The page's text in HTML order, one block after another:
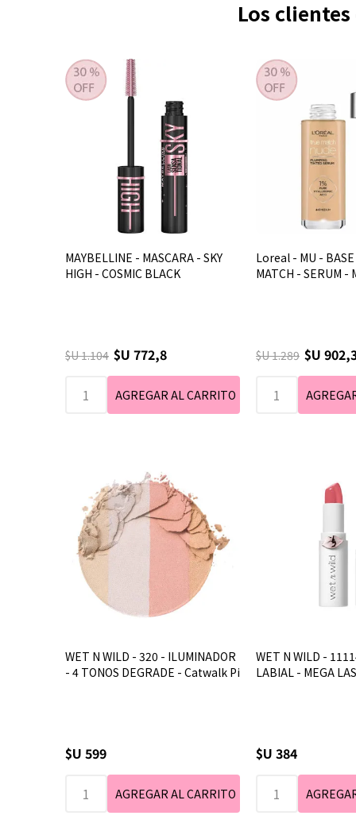
Los
MAYBELLINE - MASCARA - SKY
HIGH - COSMIC BLACK
$U 1.104 $U 772,8
Loreal - MU -
MATCH - SERUM -
$U 1.289 $U
WET N WILD - 320 - ILUMINADOR
- 4 TONOS DEGRADE - Catwalk Pi
$U 599
WET N WILD -
LABIAL - MEGA
$U 384